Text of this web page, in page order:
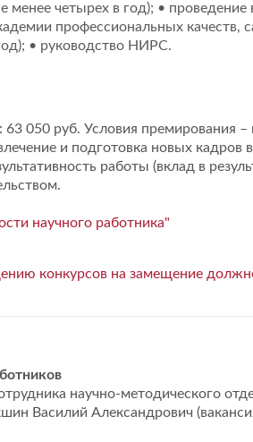
четырех в год); • проведение
профессиональных качеств,
• руководство НИРС.
050 руб. Условия премирования
и подготовка новых
работы (вклад в
научного работника"
конкурсов на замещение
научно-методического
Василий Александрович